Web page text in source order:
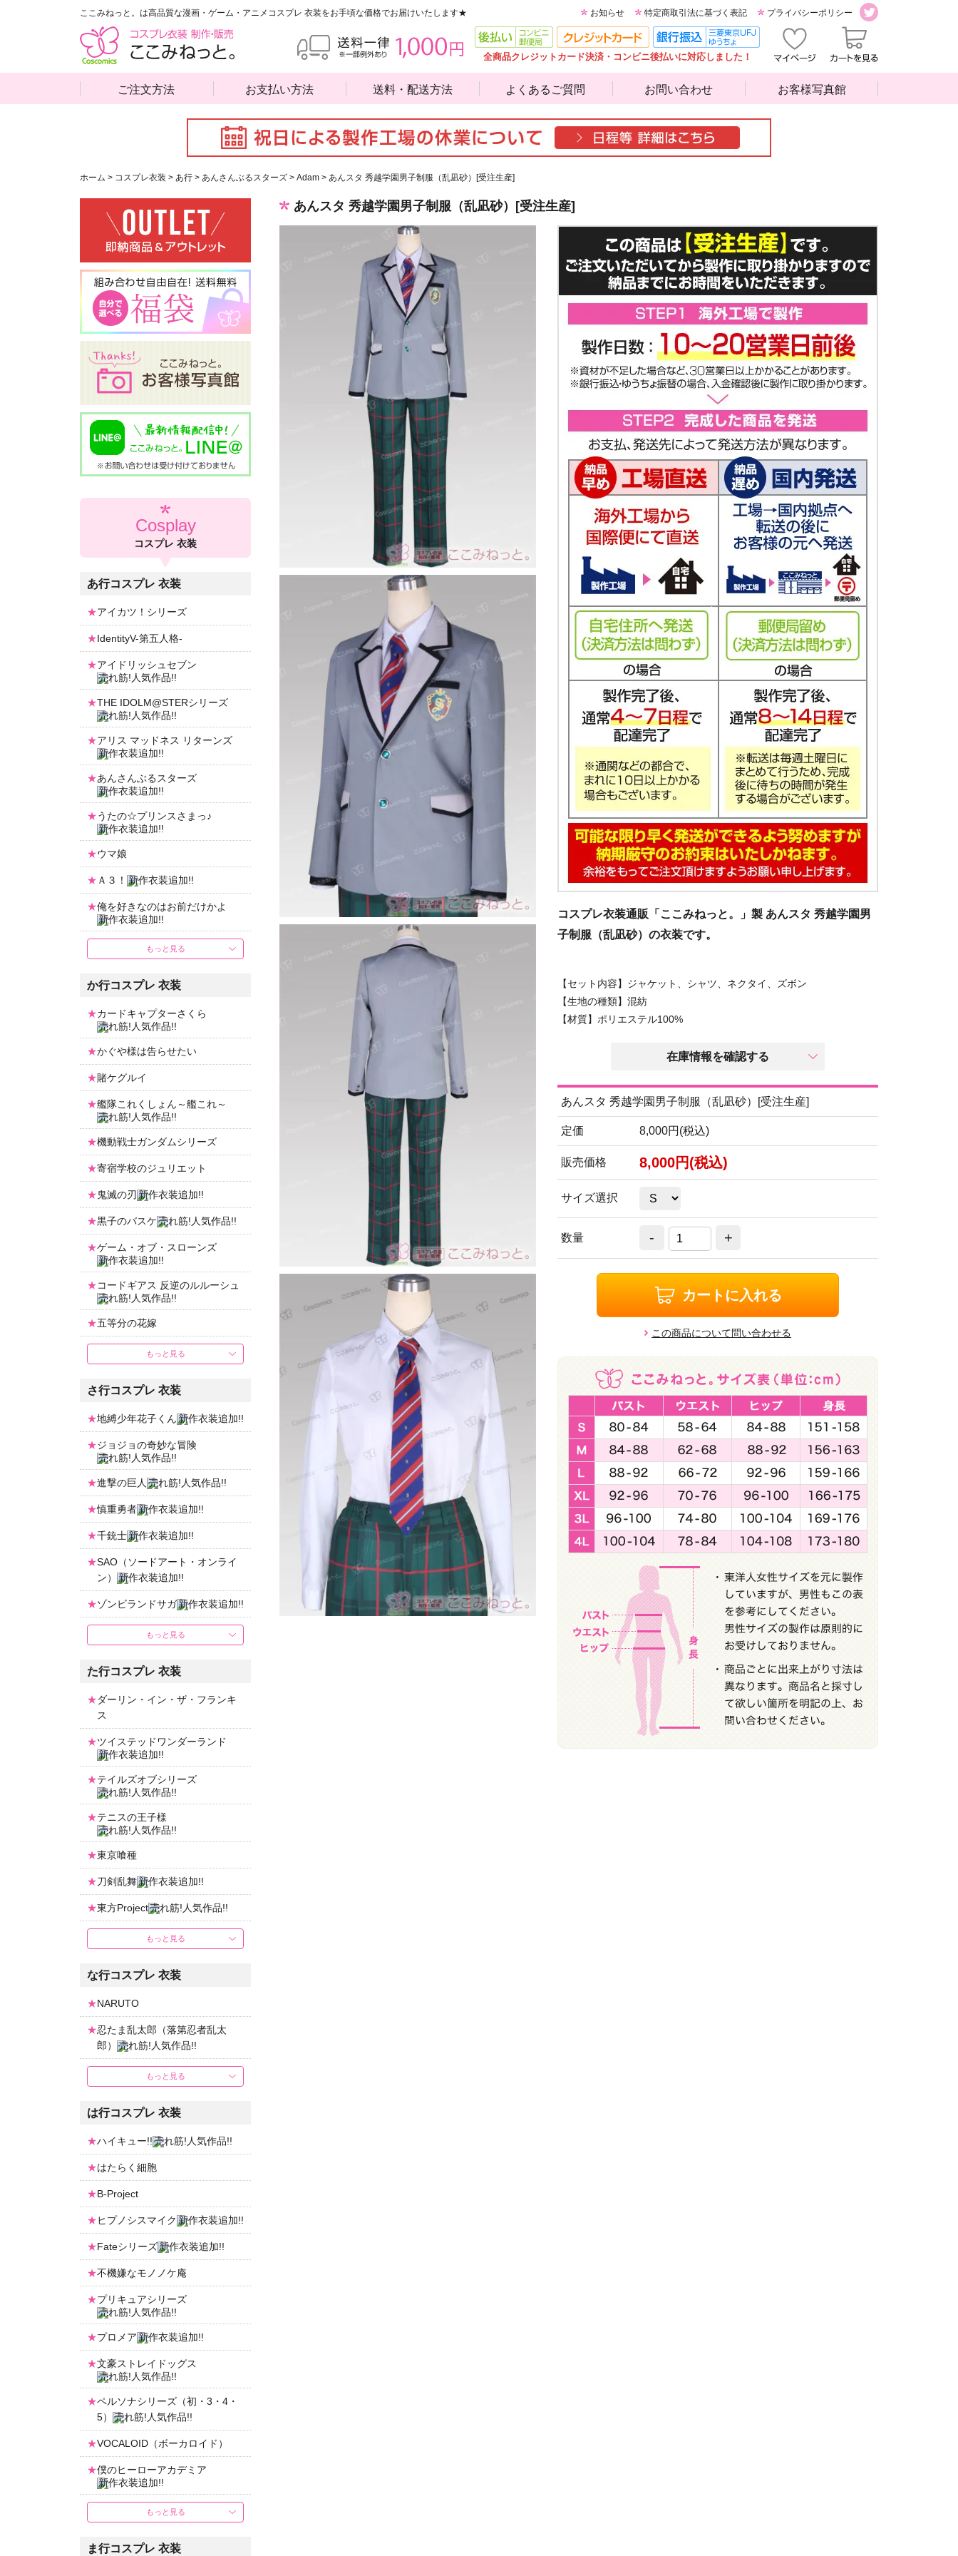
ここみねっと。は高品質な漫画・ゲーム・アニメコスプレ 衣装をお手頃な価格でお届けいたします★ お知らせ 特定商取引法に基づく表記 プライバシーポリシー
全商品クレジットカード決済・コンビニ後払いに対応しました！
ご注文方法 お支払い方法 送料・配送方法 よくあるご質問 お問い合わせ お客様写真館
ホーム > コスプレ衣装 > あ行 > あんさんぶるスターズ > Adam > あんスタ 秀越学園男子制服（乱凪砂）[受注生産]
あんスタ 秀越学園男子制服（乱凪砂）[受注生産]
コスプレ衣装通販「ここみねっと。」製 あんスタ 秀越学園男
子制服（乱凪砂）の衣装です。
【セット内容】ジャケット、シャツ、ネクタイ、ズボン
【生地の種類】混紡
【材質】ポリエステル100%
在庫情報を確認する
あんスタ 秀越学園男子制服（乱凪砂）[受注生産]
定価 8,000円(税込)
販売価格 8,000円(税込)
サイズ選択
数量 - +
カートに入れる
この商品について問い合わせる
Cosplay
コスプレ 衣装
あ行コスプレ 衣装
アイカツ！シリーズ
IdentityV-第五人格-
アイドリッシュセブン
THE IDOLM@STERシリーズ
アリス マッドネス リターンズ
あんさんぶるスターズ
うたの☆プリンスさまっ♪
ウマ娘
Ａ３！
俺を好きなのはお前だけかよ
もっと見る
か行コスプレ 衣装
カードキャプターさくら
かぐや様は告らせたい
賭ケグルイ
艦隊これくしょん～艦これ～
機動戦士ガンダムシリーズ
寄宿学校のジュリエット
鬼滅の刃
黒子のバスケ
ゲーム・オブ・スローンズ
コードギアス 反逆のルルーシュ
五等分の花嫁
もっと見る
さ行コスプレ 衣装
地縛少年花子くん
ジョジョの奇妙な冒険
進撃の巨人
慎重勇者
千銃士
SAO（ソードアート・オンライ
ン）
ゾンビランドサガ
もっと見る
た行コスプレ 衣装
ダーリン・イン・ザ・フランキ
ス
ツイステッドワンダーランド
テイルズオブシリーズ
テニスの王子様
東京喰種
刀剣乱舞
東方Project
もっと見る
な行コスプレ 衣装
NARUTO
忍たま乱太郎（落第忍者乱太
郎）
もっと見る
は行コスプレ 衣装
ハイキュー!!
はたらく細胞
B-Project
ヒプノシスマイク
Fateシリーズ
不機嫌なモノノケ庵
プリキュアシリーズ
プロメア
文豪ストレイドッグス
ペルソナシリーズ（初・3・4・
5）
VOCALOID（ボーカロイド）
僕のヒーローアカデミア
もっと見る
ま行コスプレ 衣装